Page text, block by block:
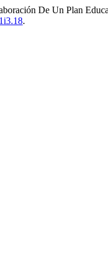
De Un Plan
.